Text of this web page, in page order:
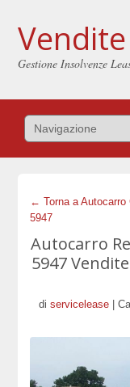
Gestione Insolvenze
← Torna a Autocarro
5947
Autocarro
5947
di servicelease